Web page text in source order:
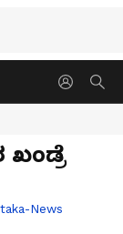
ಖಂಡ್ರೆ
News